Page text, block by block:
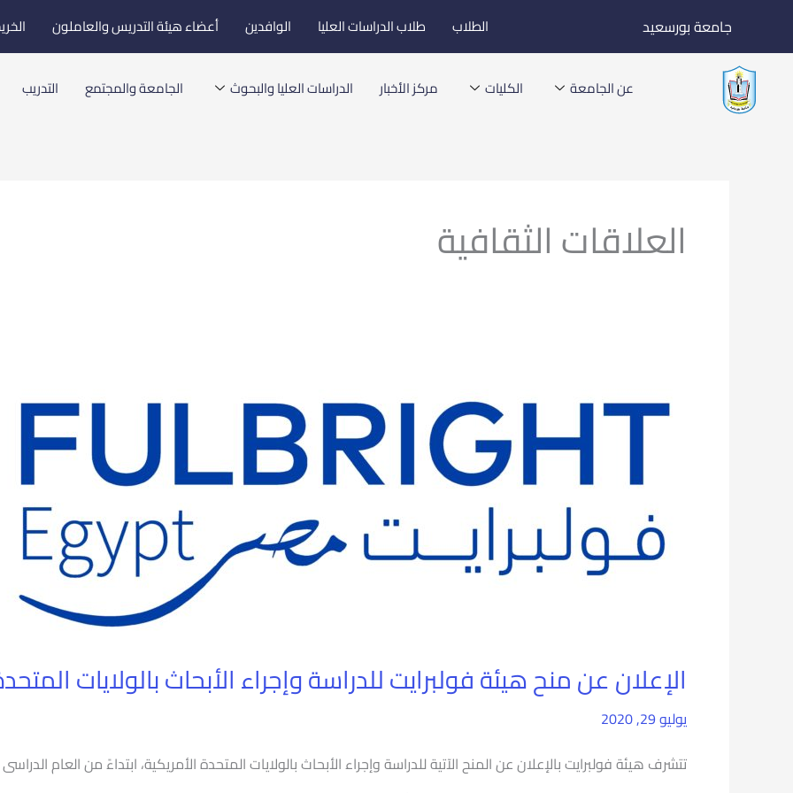
إلى
المحتوى
جامعة بورسعيد الطلاب طلاب الدراسات العليا الوافدين أعضاء هيئة التدريس والعاملون
عن الجامعة الكليات مركز الأخبار الدراسات العليا والبحوث الجامعة والمجتمع التدريب
العلاقات الثقافية
الإعلان عن منح هيئة فولبرايت للدراسة وإجراء الأبحاث بالولايات
يوليو 29, 2020
للدراسة
المتحدة
الأمريكية